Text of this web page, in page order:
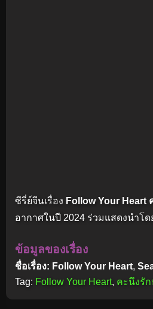
ซีรี่ย์จีนเรื่อง Follow Your Heart
อากาศในปี 2024 ร่วมแสดงนำโ
ข้อมูลของเรื่อง
ชื่อเรื่อง: Follow Your Heart,
Tag: Follow Your Heart, คะนึงรัก